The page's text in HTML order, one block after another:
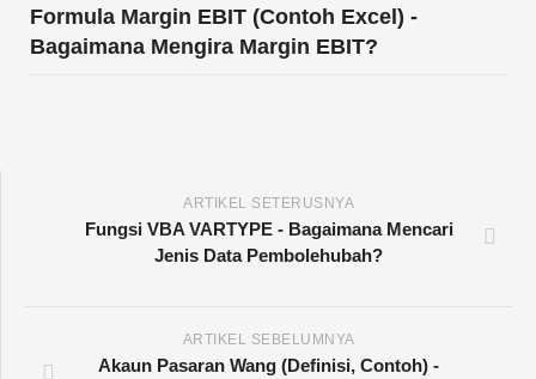
Formula Margin EBIT (Contoh Excel) -
Bagaimana Mengira Margin EBIT?
ARTIKEL SETERUSNYA
Fungsi VBA VARTYPE - Bagaimana Mencari
Jenis Data Pembolehubah?
ARTIKEL SEBELUMNYA
Akaun Pasaran Wang (Definisi, Contoh) -